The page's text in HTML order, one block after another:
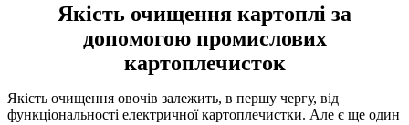
Якість очищення картоплі за
допомогою промислових
картоплечисток
Якість очищення овочів залежить, в першу чергу, від
функціональності електричної картоплечистки. Але є ще один